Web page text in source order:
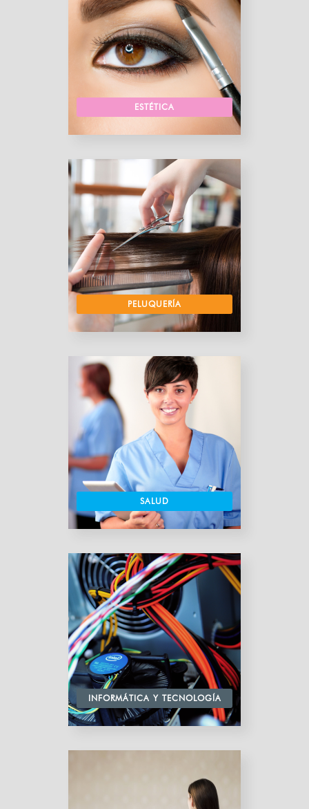
ESTÉTICA
PELUQUERÍA
SALUD
INFORMÁTICA Y TECNOLOGÍA